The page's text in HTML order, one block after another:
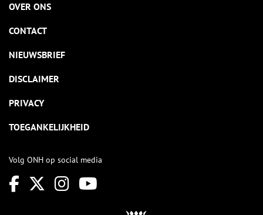
OVER ONS
CONTACT
NIEUWSBRIEF
DISCLAIMER
PRIVACY
TOEGANKELIJKHEID
Volg ONH op social media